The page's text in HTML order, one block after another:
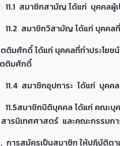
กสามัญ ได้แก่ บุคคลผู้เป็นหรื
กวิสามัญ ได้แก่ บุคคลที่สนใจ
ตติมศักดิ์ ได้แก่ บุคคลที่ทำประโย
ติมศักดิ์
กอุปการะ ได้แก่ บุคคลหรือนิติ
นิติบุคคล ได้แก่ คณะบุคคล สถ
ารนิเทศศาสตร์ และคณะกรรมก
สมัครเป็นสมาชิก ให้ปฏิบัติตาม